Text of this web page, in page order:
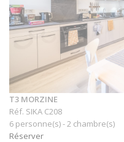
T3 MORZINE
Réf. SIKA C208
6 personne(s) - 2 chambre(s)
Réserver